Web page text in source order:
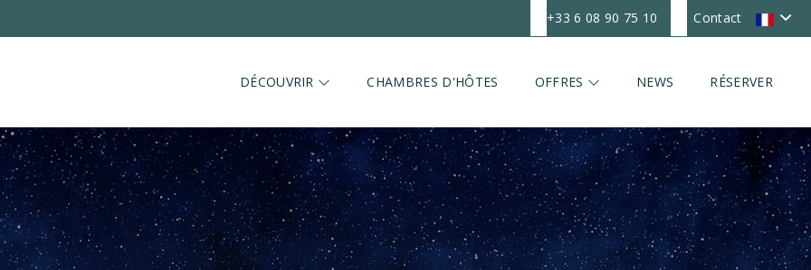
Contact
+33 6 08 90 75 10
DÉCOUVRIR CHAMBRES D'HÔTES OFFRES NEWS RÉSERVER